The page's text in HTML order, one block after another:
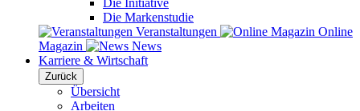
Die Initiative
Die Markenstudie
Veranstaltungen
Online
Magazin
News
Karriere & Wirtschaft
Zurück
Übersicht
Arbeiten